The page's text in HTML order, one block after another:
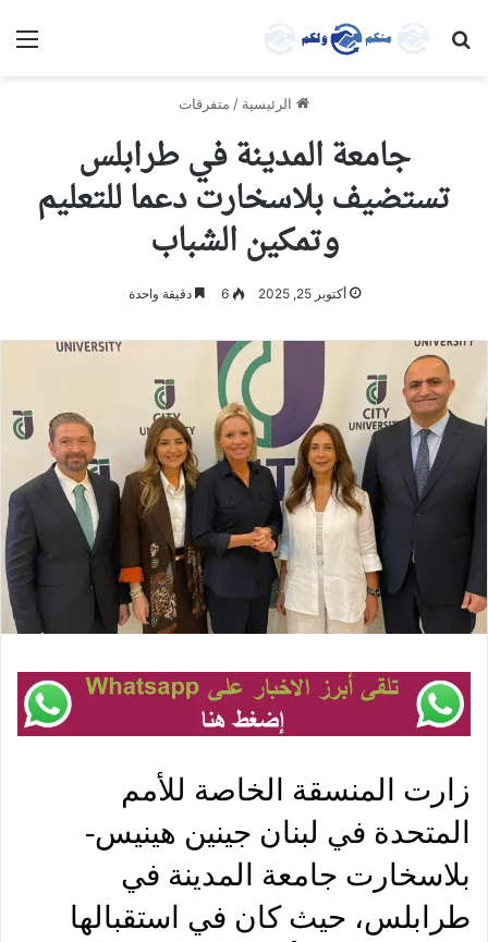
بحث عن
الرئيسية / متفرقات
جامعة المدينة في طرابلس
تستضيف بلاسخارت دعما للتعليم
وتمكين الشباب
أكتوبر 25, 2025 6 دقيقة واحدة
زارت المنسقة الخاصة للأمم
المتحدة في لبنان جينين هينيس-
بلاسخارت جامعة المدينة في
طرابلس، حيث كان في استقبالها